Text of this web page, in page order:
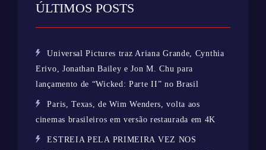
ÚLTIMOS POSTS
Universal Pictures traz Ariana Grande, Cynthia
Erivo, Jonathan Bailey e Jon M. Chu para
lançamento de “Wicked: Parte II” no Brasil
Paris, Texas, de Wim Wenders, volta aos
cinemas brasileiros em versão restaurada em 4K
ESTREIA PELA PRIMEIRA VEZ NOS